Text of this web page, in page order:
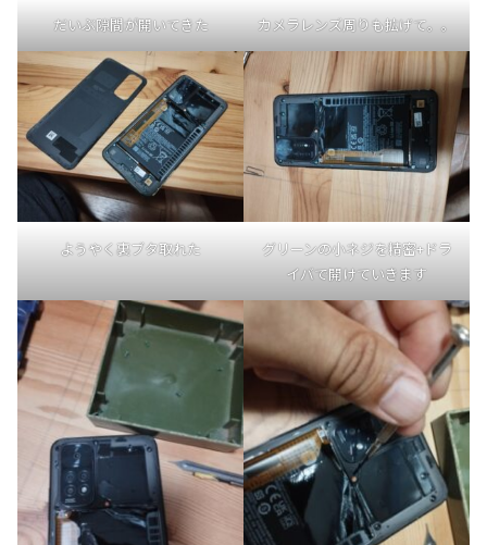
だいぶ隙間が開いてきた カメラレンズ周りも拡げて。。
ようやく裏ブタ取れた
グリーンの小ネジを精密+ドラ
イバで開けていきます